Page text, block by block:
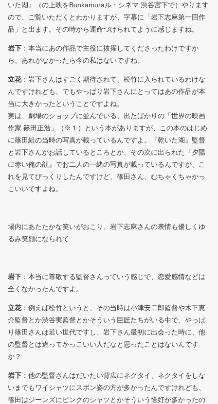
いた湖』（の上映をBunkamuraル・シネマ 渋谷宮下で）やります
ので、ご覧いただくとわかりますが、字幕に「岩下志麻第一回作
品」と出ます。その時から運命づけられてように感じますね。
岩下 ：本当にあの作品で主役に抜擢してくださったわけですか
ら、あれがなかったら今の私はないですね。
立花：岩下さんはすごく期待されて、松竹に入られているわけな
んですけれども、でもやっぱり岩下さんにとってはあの作品が本
当に大きかったということですよね。
実は、劇場のショップに並んでいる、出たばかりの「世界の映画
作家 篠田正浩」（※１）という本がありますが、この本のはじめ
に篠田組の当時の写真が載っているんですよ。『乾いた湖』監督
と岩下さんがお話しているところとか、その次に出られた『夕陽
に赤い俺の顔』でお二人の一緒の写真が載っているんですが、こ
れを見てびっくりしたんですけど、篠田さん、むちゃくちゃかっ
こいいですよね。
場内にあたたかな笑いがおこり、岩下志麻さんの表情も優しくゆ
るみ笑顔になられて
岩下 ：本当に尊敬する監督さんっていう感じで、恋愛感情などは
全くなかったんですよ。
立花：例えば松竹というと、その当時は小津安二郎監督や木下恵
介監督とか渋谷実監督とかそういう巨匠たちがいる中で、やっぱ
り篠田さんは若い世代ですし、岩下さん最初に出会った時に、他
の監督とは違ってかっこいい人だなと思ったことはないんです
か？
岩下 ：他の監督さんはだいたい背広にネクタイ、ネクタイをしな
いまでもワイシャツにスボン姿の方が多かったんですけれども、
篠田はジーンズにピンクのシャツとかそういう恰好が多かったの